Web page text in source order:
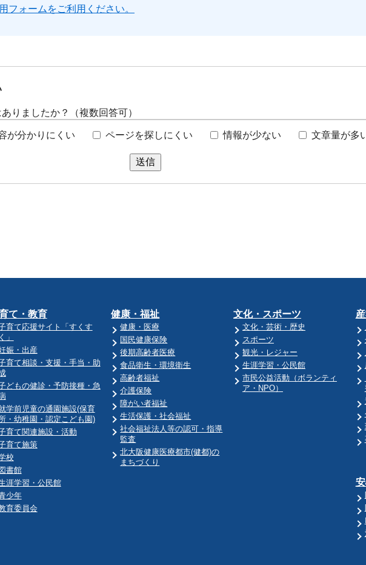
フォームをご利用ください。
りましたか？（複数回答可）
が分かりにくい ページを探しにくい 情報が少ない 文章量が多
送信
て・教育
育て応援サイト「すくす
く」
娠・出産
育て相談・支援・手当・助
どもの健診・予防接種・急
学前児童の通園施設(保育
・幼稚園・認定こども園)
育て関連施設・活動
育て施策
校
図書館
涯学習・公民館
少年
育委員会
健康・福祉
健康・医療
国民健康保険
後期高齢者医療
食品衛生・環境衛生
高齢者福祉
介護保険
障がい者福祉
生活保護・社会福祉
社会福祉法人等の認可・指導
監査
北大阪健康医療都市(健都)の
まちづくり
文化・スポーツ
文化・芸術・歴史
スポーツ
観光・レジャー
生涯学習・公民館
市民公益活動（ボランティ
ア・NPO）